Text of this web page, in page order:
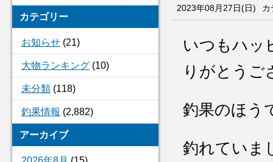
カテゴリー
お知らせ (21)
大物ランキング (10)
未分類 (118)
釣果情報 (2,882)
アーカイブ
2023年08月27日(日) カ
いつもハッ
りがとうご
釣果のほう
釣れていま